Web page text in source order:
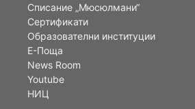
Списание „Мюсюлмани“
Сертификати
Образователни институции
Е-Поща
News Room
Youtube
НИЦ